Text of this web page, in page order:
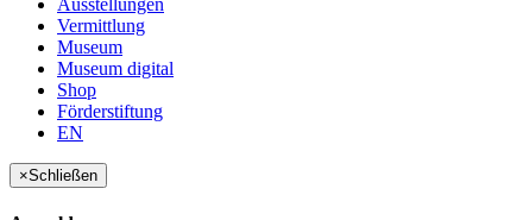
Ausstellungen
Vermittlung
Museum
Museum digital
Shop
Förderstiftung
EN
×Schließen